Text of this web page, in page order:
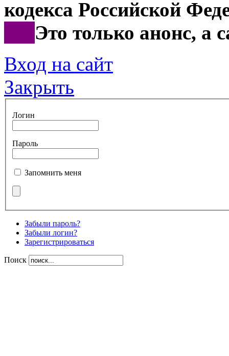
кодекса Российской
Это только анонс, а
Вход на сайт
Закрыть
Логин
Пароль
Запомнить меня
Забыли пароль?
Забыли логин?
Зарегистрироваться
Поиск